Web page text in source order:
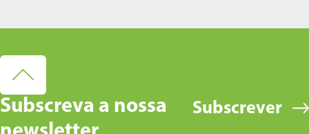
Subscreva a nossa
Subscrever